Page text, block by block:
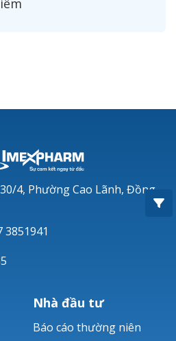
4, Phường Cao Lãnh, Đồng
Nhà đầu tư
Báo cáo thường niên